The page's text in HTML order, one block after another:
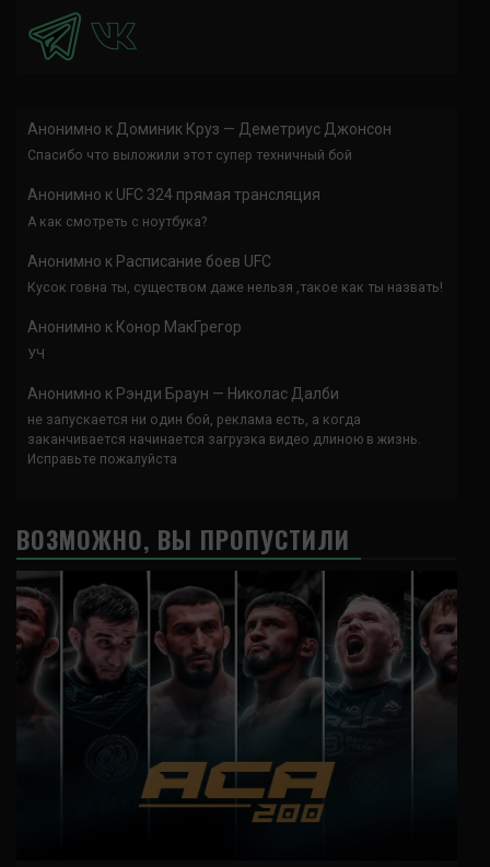
Анонимно к Доминик Круз — Деметриус Джонсон
Спасибо что выложили этот супер техничный бой
Анонимно к UFC 324 прямая трансляция
А как смотреть с ноутбука?
Анонимно к Расписание боев UFC
Кусок говна ты, существом даже нельзя ,такое как ты назвать!
Анонимно к Конор МакГрегор
УЧ
Анонимно к Рэнди Браун — Николас Далби
не запускается ни один бой, реклама есть, а когда
заканчивается начинается загрузка видео длиною в жизнь.
Исправьте пожалуйста
ВОЗМОЖНО, ВЫ ПРОПУСТИЛИ